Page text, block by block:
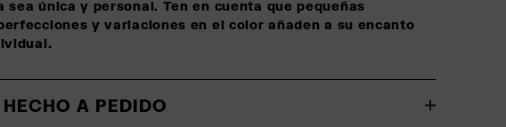
sea única y personal. Ten en cuenta que pequeñas
y variaciones en el color añaden a su encanto
HECHO A PEDIDO